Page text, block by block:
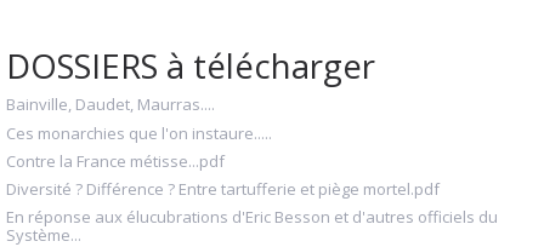
DOSSIERS à télécharger
Bainville, Daudet, Maurras....
Ces monarchies que l'on instaure.....
Contre la France métisse...pdf
Diversité ? Différence ? Entre tartufferie et piège mortel.pdf
En réponse aux élucubrations d'Eric Besson et d'autres officiels du
Système...